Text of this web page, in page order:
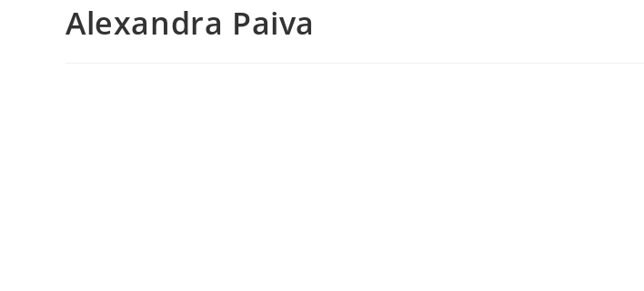
Alexandra Paiva